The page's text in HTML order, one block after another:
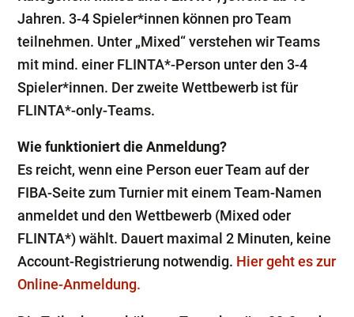
Jahren. 3-4 Spieler*innen können pro Team
teilnehmen. Unter „Mixed“ verstehen wir Teams
mit mind. einer FLINTA*-Person unter den 3-4
Spieler*innen. Der zweite Wettbewerb ist für
FLINTA*-only-Teams.
Wie funktioniert die Anmeldung?
Es reicht, wenn eine Person euer Team auf der
FIBA-Seite zum Turnier mit einem Team-Namen
anmeldet und den Wettbewerb (Mixed oder
FLINTA*) wählt. Dauert maximal 2 Minuten, keine
Account-Registrierung notwendig. Hier geht es zur
Online-Anmeldung.